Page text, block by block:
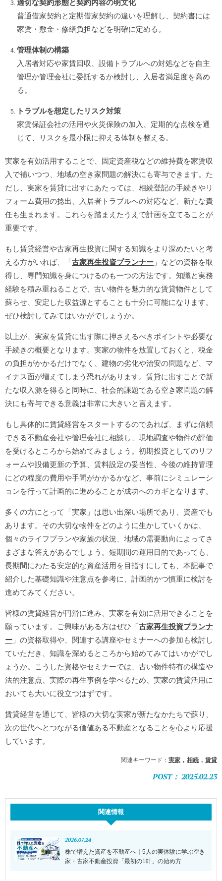
適切な契約形態と契約内容の明文化
普通借家契約と定期借家契約の違いを理解し、契約書には
家賃・敷金・修繕負担などを明確に定める。
管理体制の構築
入居者対応や家賃回収、設備トラブルへの対処などを自主
管理か管理会社に委託するか検討し、入居者満足度を高め
る。
トラブルを想定したリスク対策
家賃保証会社の活用や火災保険の加入、定期的な点検を通
じて、リスクを最小限に抑える体制を整える。
実家を有効活用することで、固定資産税などの維持費を家賃収
入で補いつつ、地域の空き家問題の解決にも寄与できます。た
だし、実家を賃貸に出すにあたっては、相続登記の手続きやリ
フォーム費用の捻出、入居者トラブルへの対応など、新たな責
任も生まれます。これらを踏まえたうえで計画を立てることが
重要です。
もし賃貸経営や古家再生投資に関する知識をより深めたいと考
える方がいれば、「古家再生投資プランナー 」などの資格を取
得し、専門知識を身につけるのも一つの方法です。知識と実務
経験を積み重ねることで、古い物件を魅力的な賃貸物件として
蘇らせ、安定した収益源とすることも十分に可能になります。
ぜひ検討してみてはいかがでしょうか。
以上が、実家を賃貸に出す際に押さえるべきポイントや必要な
手続きの概要となります。実家の物件を放置しておくと、税金
の負担がかかるだけでなく、建物の劣化や治安の問題など、マ
イナス面が増えてしまう恐れがあります。賃貸に出すことで新
たな収入源を得ると同時に、社会的課題である空き家問題の解
決にも寄与できる意義は非常に大きいと言えます。
もし具体的に賃貸経営をスタートするのであれば、まずは信頼
できる不動産会社や管理会社に相談し、現地調査や物件の評価
を受けるところから始めてみましょう。初期投資としてのリフ
ォームや設備更新の予算、賃料設定の妥当性、今後の維持管理
にどの程度の費用や手間がかかるかなど、事前にシミュレーシ
ョンを行って計画的に進めることが成功へのカギとなります。
多くの方にとって「実家」は思い出深い場所であり、資産でも
あります。その大切な物件をどのように生かしていくかは、
個々のライフプランや家族の状況、地域の需要動向によってさ
まざまな答えがあるでしょう。短期間の運用目的であっても、
長期間にわたる安定的な資産活用を目指すにしても、本記事で
紹介した基礎知識や注意点を参考に、計画的かつ慎重に検討を
進めてみてください。
皆様の賃貸経営が円滑に進み、実家を有効に活用できることを
願っています。ご興味がある方はぜひ「古家再生投資プランナ
ー 」の資格取得や、関連する講座やセミナーへの参加も検討し
ていただき、知識を深めるところから始めてみてはいかがでし
ょうか。こうした資格やセミナーでは、古い物件特有の構造や
法的注意点、実際の再生事例を学べるため、実家の賃貸活用に
おいても大いに役立つはずです。
賃貸経営を通じて、皆様の大切な実家が新たなかたちで蘇り、
次の世代へとつながる価値ある不動産となることを心より応援
しています。
関連キーワード： 実家 相続 賃貸
POST： 2025.02.23
関連情報
2026.07.24
株で増えた資産を不動産へ｜5人の実体験に学ぶ空き
家・古家不動産投資「最初の1軒」の始め方